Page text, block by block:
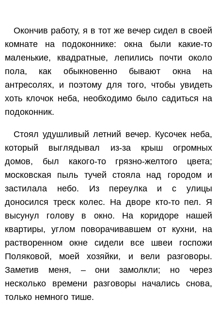
Окончив работу, я в тот же вечер сидел в своей
комнате на подоконнике: окна были какие-то
маленькие, квадратные, лепились почти около
пола, как обыкновенно бывают окна на
антресолях, и поэтому для того, чтобы увидеть
хоть клочок неба, необходимо было садиться на
подоконник.
Стоял удушливый летний вечер. Кусочек неба,
который выглядывал из-за крыш огромных
домов, был какого-то грязно-желтого цвета;
московская пыль тучей стояла над городом и
застилала небо. Из переулка и с улицы
доносился треск колес. На дворе кто-то пел. Я
высунул голову в окно. На коридоре нашей
квартиры, углом поворачивавшем от кухни, на
растворенном окне сидели все швеи госпожи
Поляковой, моей хозяйки, и вели разговоры.
Заметив меня, – они замолкли; но через
несколько времени разговоры начались снова,
только немного тише.